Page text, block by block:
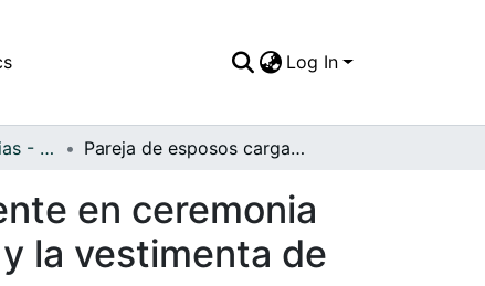
Log In
APFFVC - Ceremonias - Patrimonial Pareja de esposos cargando a su hija aparentemente en ceremonia bautismal por el atuendo que la niña lleva puesto y la vestimenta de los padres como para una ocasión especial
en ceremonia
la vestimenta de